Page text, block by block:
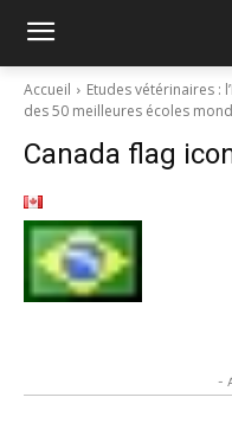
Accueil
Etudes vétérinaires :
des 50 meilleures écoles
Canada flag
-